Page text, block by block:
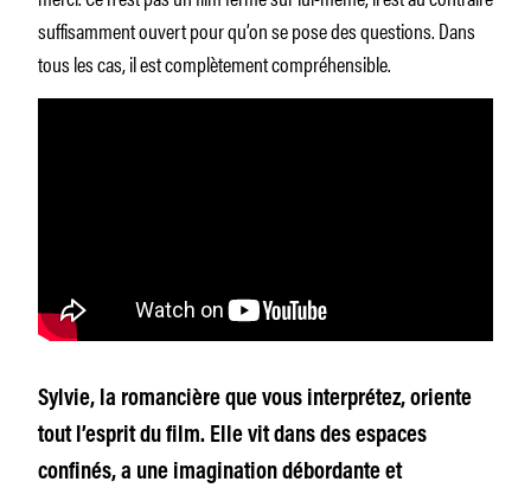
suffisamment ouvert pour qu’on se pose des questions. Dans
tous les cas, il est complètement compréhensible.
Sylvie, la romancière que vous interprétez, oriente
tout l’esprit du film. Elle vit dans des espaces
confinés, a une imagination débordante et